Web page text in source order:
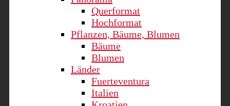
Querformat
Hochformat
Pflanzen, Bäume, Blumen
Bäume
Blumen
Länder
Fuerteventura
Italien